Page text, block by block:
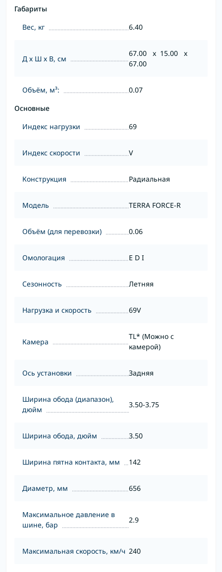
Габариты
Вес, кг
6.40
Д х Ш х В, см
67.00 x 15.00 x
67.00
Объём, м³:
0.07
Основные
Индекс нагрузки
69
Индекс скорости V
Конструкция Радиальная
Модель TERRA FORCE-R
Объём (для перевозки) 0.06
Омологация E D I
Сезонность Летняя
Нагрузка и скорость 69V
Камера
TL* (Можно с
камерой)
Ось установки Задняя
Ширина обода (диапазон),
дюйм
3.50-3.75
Ширина обода, дюйм 3.50
Ширина пятна контакта, мм 142
Диаметр, мм 656
Максимальное давление в
шине, бар
2.9
Максимальная скорость, км/ч 240